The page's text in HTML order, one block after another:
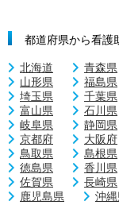
都道府県から看護
北海道 青森県
山形県
福島県
埼玉県
千葉県
富山県
石川県
岐阜県
静岡県
京都府
大阪府
鳥取県
島根県
徳島県
香川県
佐賀県
長崎県
鹿児島県
沖縄